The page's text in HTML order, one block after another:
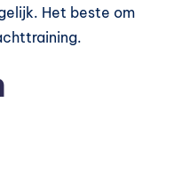
Het beste om